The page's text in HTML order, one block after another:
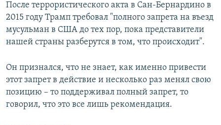
После террористического акта в Сан-Бернардино в
2015 году Трамп требовал "полного запрета на въезд
мусульман в США до тех пор, пока представители
нашей страны разберутся в том, что происходит".
Он признался, что не знает, как именно привести
этот запрет в действие и несколько раз менял свою
позицию – то поддерживал полный запрет, то
говорил, что это все лишь рекомендация.